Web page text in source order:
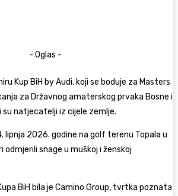
- Oglas -
Kup BiH by Audi, koji se boduje za Masters
za Državnog amaterskog prvaka Bosne i
su natjecatelji iz cijele zemlje.
lipnja 2026. godine na golf terenu Topala u
odmjerili snage u muškoj i ženskoj
BiH bila je Camino Group, tvrtka poznata